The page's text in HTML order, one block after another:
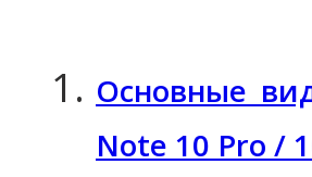
Основные
Note 10 Pro /